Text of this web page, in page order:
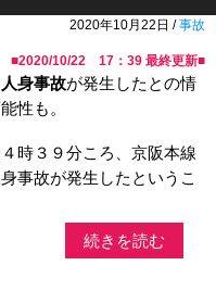
2020年10月22日 /事故
■2020/10/22 17：39 最終更新■
人身事故が発生したとの情
性も。
時３９分ころ、京阪本線
事故が発生したというこ
続きを読む